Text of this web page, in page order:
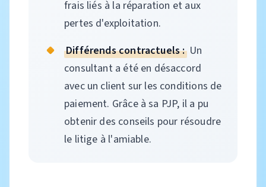
frais liés à la réparation et aux
pertes d'exploitation.
Différends contractuels :Un
consultant a été en désaccord
avec un client sur les conditions de
paiement. Grâce à sa PJP, il a pu
obtenir des conseils pour résoudre
le litige à l'amiable.